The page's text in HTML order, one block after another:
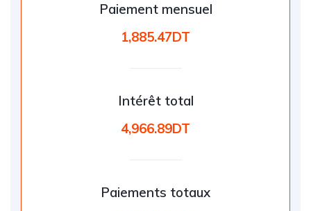
Paiement mensuel
1,885.47DT
Intérêt total
4,966.89DT
Paiements totaux